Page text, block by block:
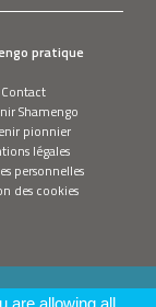
pratique
Contact
Shamengo
pionnier
légales
personnelles
des cookies
Switch to a production
are allowing all